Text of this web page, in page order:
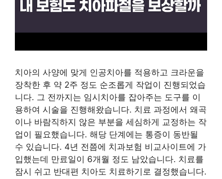
치아의 사양에 맞게 인공치아를 적용하고 크라운을
장착한 후 약 2주 정도 순조롭게 작업이 진행되었습
니다. 그 전까지는 임시치아를 잡아주는 도구를 이
용하여 시술을 진행해왔습니다. 치료 과정에서 왜곡
이나 바람직하지 않은 부분을 세심하게 교정하는 작
업이 필요했습니다. 해당 단계에는 통증이 동반될
수 있습니다. 4년 전쯤에 치과보험 비교사이트에 가
입했는데 만료일이 6개월 정도 남았습니다. 치료를
잠시 쉬고 반대편 치아도 치료하기로 결정했습니다.